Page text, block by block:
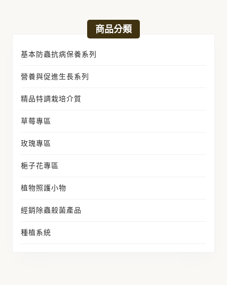
商品分類
基本防蟲抗病保養系列
營養與促進生長系列
精品特調栽培介質
草莓專區
玫瑰專區
梔子花專區
植物照護小物
經銷除蟲殺菌產品
種植系統